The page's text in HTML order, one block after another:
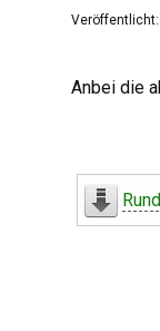
Veröffentlicht:
Anbei die